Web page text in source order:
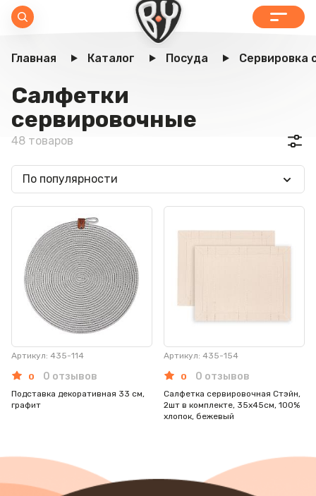
Главная Каталог Посуда Сервировка
Салфетки
сервировочные
48 товаров
По популярности
Артикул: 435-114
0 0 отзывов
Подставка декоративная 33 см,
графит
Артикул: 435-154
0 0 отзывов
Салфетка сервировочная Стэйн,
2шт в комплекте, 35х45см, 100%
хлопок, бежевый